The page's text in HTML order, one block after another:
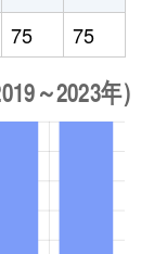
75 75